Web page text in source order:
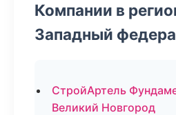
Компании в
Западный
СтройАртель
Великий Новгород